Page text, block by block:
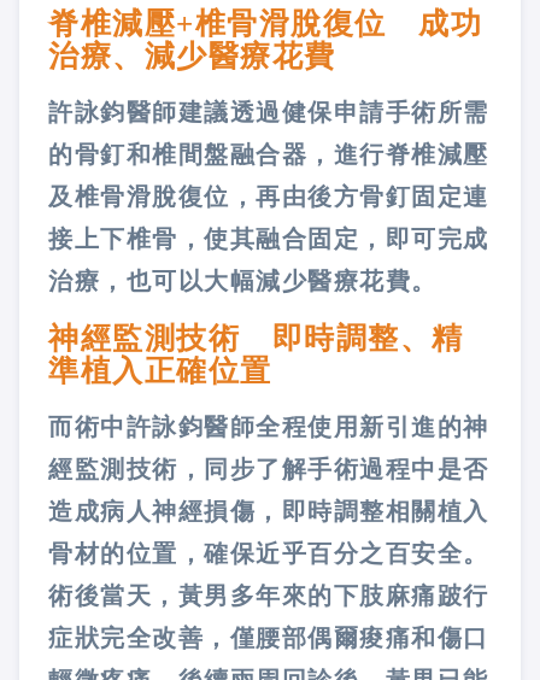
脊椎減壓+椎骨滑脫復位 成功
治療、減少醫療花費
許詠鈞醫師建議透過健保申請手術所需
的骨釘和椎間盤融合器，進行脊椎減壓
及椎骨滑脫復位，再由後方骨釘固定連
接上下椎骨，使其融合固定，即可完成
治療，也可以大幅減少醫療花費。
神經監測技術 即時調整、精
準植入正確位置
而術中許詠鈞醫師全程使用新引進的神
經監測技術，同步了解手術過程中是否
造成病人神經損傷，即時調整相關植入
骨材的位置，確保近乎百分之百安全。
術後當天，黃男多年來的下肢麻痛跛行
症狀完全改善，僅腰部偶爾痠痛和傷口